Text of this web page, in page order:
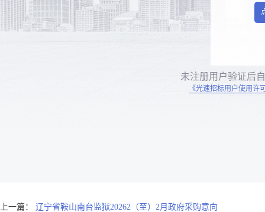
未注册用户验证后
《光速招标用户使用许
上一篇： 辽宁省鞍山南台监狱20262（至）2月政府采购意向